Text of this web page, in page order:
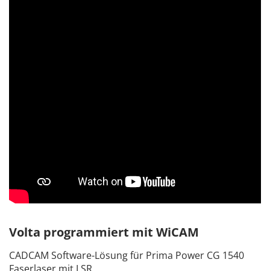
Volta programmiert mit WiCAM
CADCAM Software-Lösung für Prima Power CG 1540